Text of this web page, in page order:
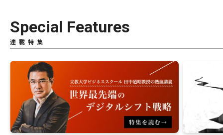
Special Features
連載特集